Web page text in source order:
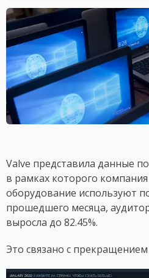
Valve представила данные
в рамках которого
оборудование используют
прошедшего месяца,
выросла до 82.45%.
Это связано с